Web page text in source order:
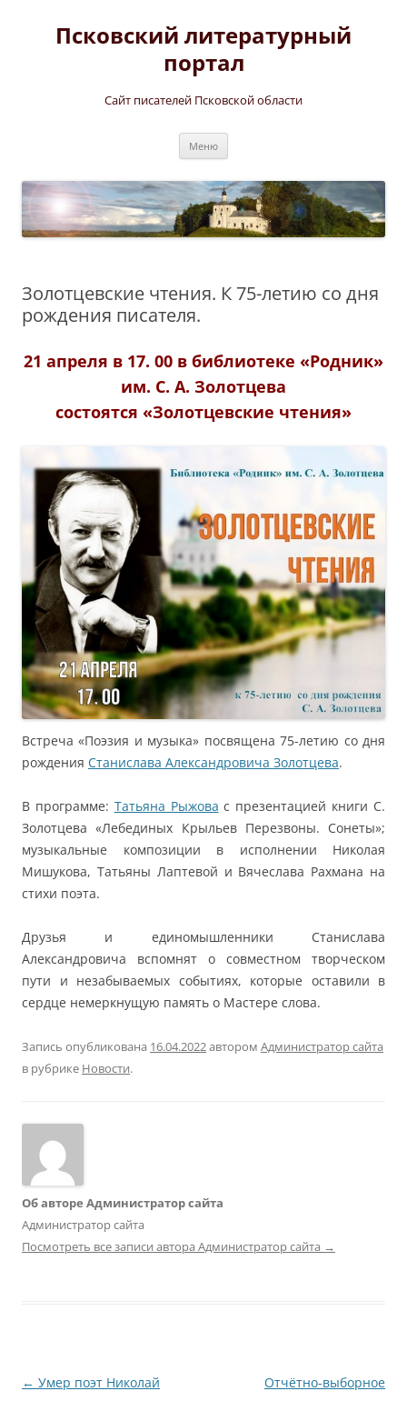
содержимому
Псковский литературный
портал
Сайт писателей Псковской области
Меню
Золотцевские чтения. К 75-летию со дня
рождения писателя.
21 апреля в 17. 00 в библиотеке «Родник»
им. С. А. Золотцева
состоятся «Золотцевские чтения»
Встреча «Поэзия и музыка» посвящена 75-летию со дня
рождения Станислава Александровича Золотцева.
В программе: Татьяна Рыжова с презентацией книги С.
Золотцева «Лебединых Крыльев Перезвоны. Сонеты»;
музыкальные композиции в исполнении Николая
Мишукова, Татьяны Лаптевой и Вячеслава Рахмана на
стихи поэта.
Друзья и единомышленники Станислава
Александровича вспомнят о совместном творческом
пути и незабываемых событиях, которые оставили в
сердце немеркнущую память о Мастере слова.
Запись опубликована 16.04.2022автором Администратор сайта
в рубрике Новости.
Об авторе Администратор сайта
Администратор сайта
Посмотреть все записи автора Администратор сайта →
Навигация
← Умер поэт Николай
Отчётно-выборное